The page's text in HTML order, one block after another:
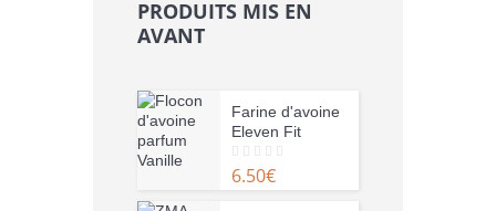
PRODUITS MIS EN
AVANT
Farine d'avoine
Eleven Fit
0
o
6.50€